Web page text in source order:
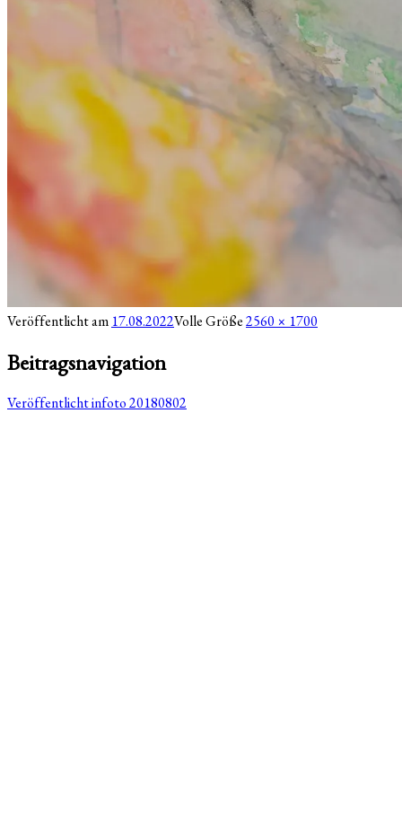
Veröffentlicht am 17.08.2022Volle Größe2560 × 1700
Beitragsnavigation
Veröffentlicht infoto 20180802